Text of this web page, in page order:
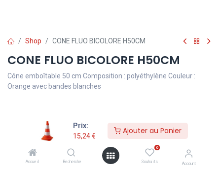
Prix:
15,24€
Ajouter au Panier
Accueil Recherche
0
Souhaits Account
Shop CONE FLUO BICOLORE H50CM
CONE FLUO BICOLORE H50CM
Cône emboîtable 50 cm Composition : polyéthylène Couleur :
Orange avec bandes blanches
TVA comprise
Ajouter au Panier